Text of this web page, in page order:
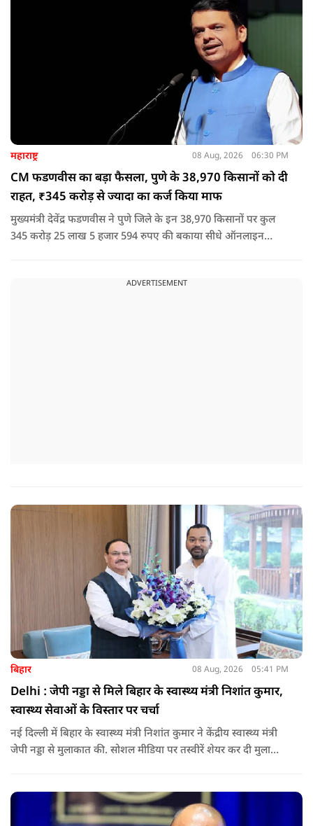
महाराष्ट्र 08 Aug, 2026 06:30 PM
CM फडणवीस का बड़ा फैसला, पुणे के 38,970 किसानों को दी
राहत, ₹345 करोड़ से ज्यादा का कर्ज किया माफ
मुख्यमंत्री देवेंद्र फडणवीस ने पुणे जिले के इन 38,970 किसानों पर कुल
345 करोड़ 25 लाख 5 हजार 594 रुपए की बकाया सीधे ऑनलाइन
ADVERTISEMENT
बिहार 08 Aug, 2026 05:41 PM
Delhi : जेपी नड्डा से मिले बिहार के स्वास्थ्य मंत्री निशांत कुमार,
स्वास्थ्य सेवाओं के विस्तार पर चर्चा
नई दिल्ली में बिहार के स्वास्थ्य मंत्री निशांत कुमार ने केंद्रीय स्वास्थ्य मंत्री
जेपी नड्डा से मुलाकात की. सोशल मीडिया पर तस्वीरें शेयर कर दी मुलाकात